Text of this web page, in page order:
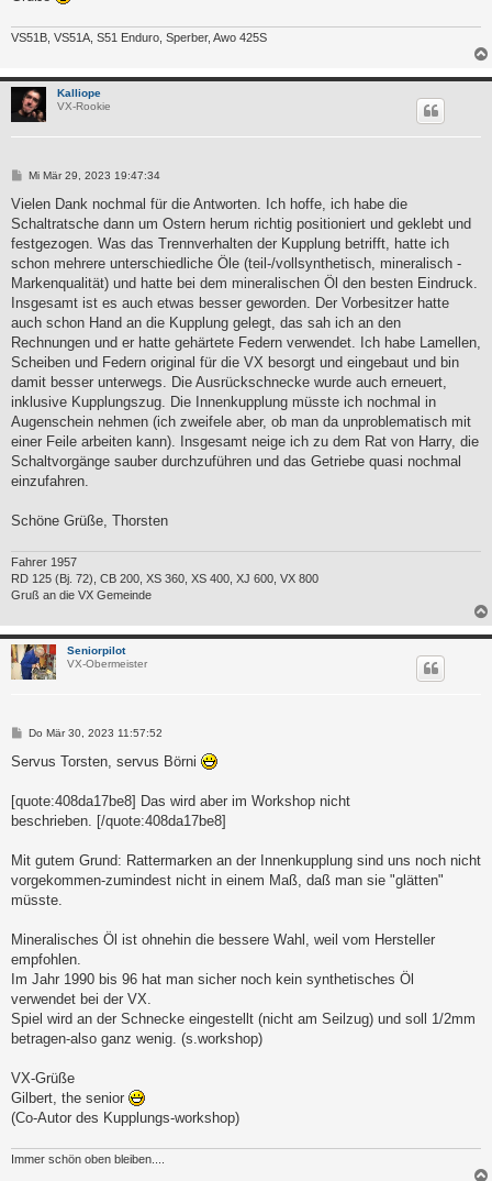
VS51B, VS51A, S51 Enduro, Sperber, Awo 425S
Kalliope
VX-Rookie
B
i
r
a
Mi Mär 29, 2023 19:47:34
Vielen Dank nochmal für die Antworten. Ich hoffe, ich habe die
Schaltratsche dann um Ostern herum richtig positioniert und geklebt und
festgezogen. Was das Trennverhalten der Kupplung betrifft, hatte ich
schon mehrere unterschiedliche Öle (teil-/vollsynthetisch, mineralisch -
Markenqualität) und hatte bei dem mineralischen Öl den besten Eindruck.
Insgesamt ist es auch etwas besser geworden. Der Vorbesitzer hatte
auch schon Hand an die Kupplung gelegt, das sah ich an den
Rechnungen und er hatte gehärtete Federn verwendet. Ich habe Lamellen,
Scheiben und Federn original für die VX besorgt und eingebaut und bin
damit besser unterwegs. Die Ausrückschnecke wurde auch erneuert,
inklusive Kupplungszug. Die Innenkupplung müsste ich nochmal in
Augenschein nehmen (ich zweifele aber, ob man da unproblematisch mit
einer Feile arbeiten kann). Insgesamt neige ich zu dem Rat von Harry, die
Schaltvorgänge sauber durchzuführen und das Getriebe quasi nochmal
einzufahren.
Schöne Grüße, Thorsten
Fahrer 1957
RD 125 (Bj. 72), CB 200, XS 360, XS 400, XJ 600, VX 800
Gruß an die VX Gemeinde
Seniorpilot
VX-Obermeister
B
i
a
Do Mär 30, 2023 11:57:52
Servus Torsten, servus Börni
[quote:408da17be8] Das wird aber im Workshop nicht
beschrieben. [/quote:408da17be8]
Mit gutem Grund: Rattermarken an der Innenkupplung sind uns noch nicht
vorgekommen-zumindest nicht in einem Maß, daß man sie "glätten"
müsste.
Mineralisches Öl ist ohnehin die bessere Wahl, weil vom Hersteller
empfohlen.
Im Jahr 1990 bis 96 hat man sicher noch kein synthetisches Öl
verwendet bei der VX.
Spiel wird an der Schnecke eingestellt (nicht am Seilzug) und soll 1/2mm
betragen-also ganz wenig. (s.workshop)
VX-Grüße
Gilbert, the senior
(Co-Autor des Kupplungs-workshop)
Immer schön oben bleiben....